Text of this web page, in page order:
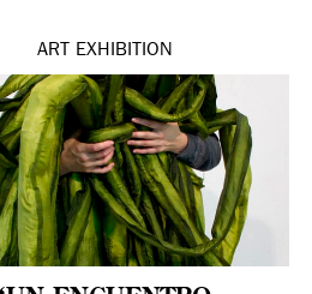
ART EXHIBITION